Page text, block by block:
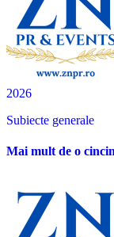
2026
Subiecte generale
Mai mult de o